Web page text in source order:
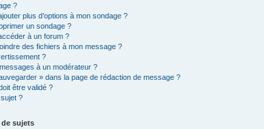
?
plus d’options à mon sondage ?
un sondage ?
à un forum ?
des fichiers à mon message ?
?
à un modérateur ?
» dans la page de rédaction de message ?
être validé ?
?
de sujets